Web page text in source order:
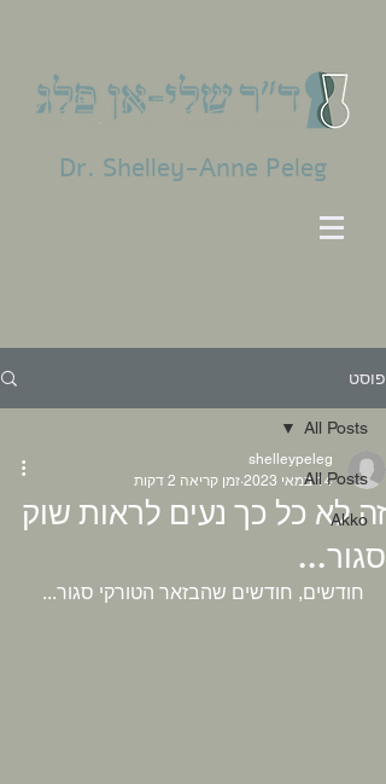
Dr. Shelley-Anne Peleg
פוסט
All Posts
Akko
All Posts
זה לא כל כך נעים לראות שוק
סגור...
shelleypeleg
14 במאי 2023
זמן קריאה 2 דקות
חודשים, חודשים שהבזאר הטורקי סגור...